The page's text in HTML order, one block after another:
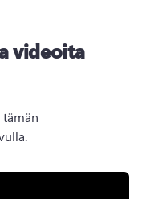
videoita